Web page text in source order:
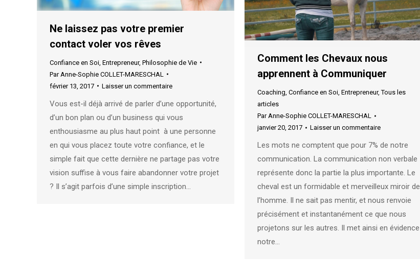
Ne laissez pas votre premier
contact voler vos rêves
Confiance en Soi Entrepreneur, Philosophie de Vie
Par Anne-Sophie COLLET-MARESCHAL
février 13, 2017
Laisser un commentaire
Vous est-il déjà arrivé de parler d’une opportunité,
d’un bon plan ou d’un business qui vous
enthousiasme au plus haut point à une personne
en qui vous placez toute votre confiance, et le
simple fait que cette dernière ne partage pas votre
vision suffise à vous faire abandonner votre projet
? Il s’agit parfois d’une simple inscription…
Comment les Chevaux nous
apprennent à Communiquer
Coaching, Confiance en Soi, Entrepreneur,Tous les
articles
ParAnne-Sophie COLLET-MARESCHAL
janvier 20, 2017
Laisser un commentaire
Les mots ne comptent que pour 7% de notre
communication. La communication non verbale
représente donc la partie la plus importante. Le
cheval est un formidable et merveilleux miroir de
l’homme. Il ne sait pas mentir, et nous renvoie
précisément et instantanément ce que nous
projetons sur les autres. Il met ainsi en évidence
notre…